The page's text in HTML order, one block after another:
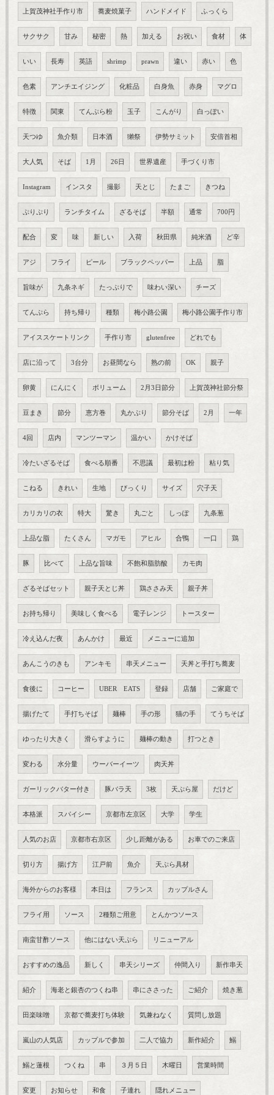
上賀茂神社手作り市 蕎麦焼菓子 ハンドメイド ふっくら
サクサク 甘み 秘密 熱 加える お祝い 食材 体
いい 長寿 英語 shrimp prawn 違い 赤い 色
色素 アンチエイジング 化粧品 白身魚 赤身 マグロ
特徴 関東 てんぷら粉 玉子 こんがり 白っぽい
天つゆ 魚介類 日本酒 獺祭 伊勢サミット 安倍首相
大人気 そば 1月 26日 世界遺産 手づくり市
Instagram インスタ 撮影 天とじ たまご きつね
ぷりぷり ランチタイム ざるそば 半額 通常 700円
配合 変 味 新しい 入荷 秋田県 純米酒 ど辛
アジ フライ ピール ブラックペッパー 上品 脂
旨味が 九条ネギ たっぷりで 味わい深い チーズ
てんぷら 持ち帰り 種類 梅小路公園 梅小路公園手作り市
アイススケートリンク 手作り市 glutenfree どれでも
店に沿って 3台分 お昼間なら 熟の前 OK 親子
卵黄 にんにく ボリューム 2月3日節分 上賀茂神社節分祭
豆まき 節分 恵方巻 丸かぶり 節分そば 2月 一年
4回 店内 マンツーマン 温かい かけそば
冷たいざるそば 食べる順番 不思議 最初は粉 粘り気
こねる きれい 生地 びっくり サイズ 穴子天
カリカリの衣 特大 驚き 丸ごと しっぽ 九条葱
上品な脂 たくさん マガモ アヒル 合鴨 一口 鶏
豚 比べて 上品な旨味 不飽和脂肪酸 カモ肉
ざるそばセット 親子天とじ丼 鶏ささみ天 親子丼
お持ち帰り 美味しく食べる 電子レンジ トースター
冷え込んだ夜 あんかけ 最近 メニューに追加
あんこうのきも アンキモ 串天メニュー 天丼と手打ち蕎麦
食後に コーヒー UBER EATS 登録 店舗 ご家庭で
揚げたて 手打ちそば 麺棒 手の形 猫の手 てうちそば
ゆったり大きく 滑らすように 麺棒の動き 打つとき
変わる 水分量 ウーバーイーツ 肉天丼
ガーリックバター付き 豚バラ天 3枚 天ぷら屋 だけど
本格派 スパイシー 京都市左京区 大学 学生
人気のお店 京都市右京区 少し距離がある お車でのご来店
切り方 揚げ方 江戸前 魚介 天ぷら具材
海外からのお客様 本日は フランス カップルさん
フライ用 ソース 2種類ご用意 とんかつソース
南蛮甘酢ソース 他にはない天ぷら リニューアル
おすすめの逸品 新しく 串天シリーズ 仲間入り 新作串天
紹介 海老と銀杏のつくね串 串にささった ご紹介 焼き葱
田楽味噌 京都で蕎麦打ち体験 気兼ねなく 質問し放題
嵐山の人気店 カップルで参加 二人で協力 新作紹介 鰯
鰯と蓮根 つくね 串 ３月５日 木曜日 営業時間
変更 お知らせ 和食 子連れ 隠れメニュー